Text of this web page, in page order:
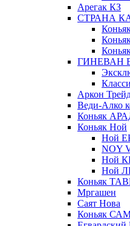
Арегак КЗ
СТРАНА
ГИНЕВАН
Аркон
Веди-Алко
Коньяк
Коньяк Ной
Ной
NOY
Ной
Ной
Коньяк
Мргашен
Саят Нова
Коньяк